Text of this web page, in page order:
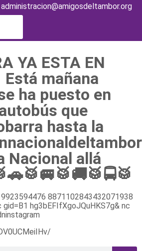
administracion@amigosdeltambor.org
YA ESTA EN
Está mañana
ha puesto en
que
hasta la
Nacional allá